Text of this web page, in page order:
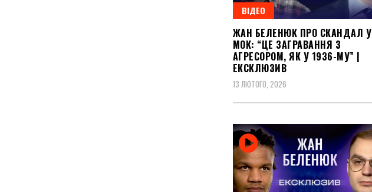
ВІДЕО
ЖАН БЕЛЕНЮК ПРО СКАНДАЛ У
МОК: “ЦЕ ЗАГРАВАННЯ З
АГРЕСОРОМ, ЯК У 1936-МУ” |
ЕКСКЛЮЗИВ
13 ЛЮТОГО, 2026